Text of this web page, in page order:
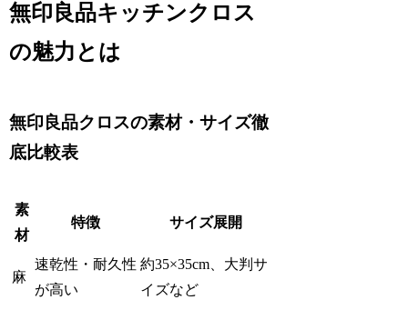
無印良品キッチンクロス
の魅力とは
無印良品クロスの素材・サイズ徹
底比較表
素
材
特徴 サイズ展開
麻
速乾性・耐久性
が高い
約35×35cm、大判サ
イズなど